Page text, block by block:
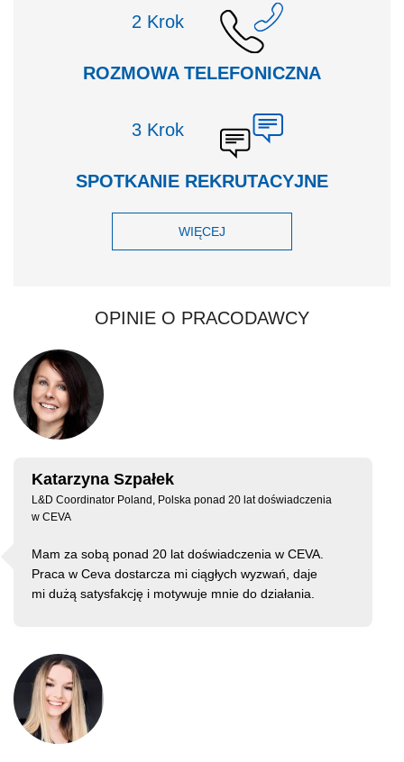
Krok
ROZMOWA TELEFONICZNA
Krok
SPOTKANIE REKRUTACYJNE
WIĘCEJ
OPINIE O PRACODAWCY
Katarzyna Szpałek
L&D Coordinator Poland, Polska ponad 20 lat doświadczenia
w CEVA
Mam za sobą ponad 20 lat doświadczenia w CEVA.
Praca w Ceva dostarcza mi ciągłych wyzwań, daje
mi dużą satysfakcję i motywuje mnie do działania.